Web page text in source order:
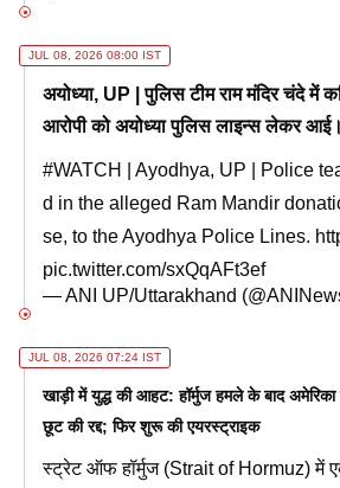
JUL 08, 2026 08:00 IST
अयोध्या, UP | पुलिस टीम राम मंदिर चंदे में
आरोपी को अयोध्या पुलिस लाइन्स लेकर आई।
#WATCH
| Ayodhya, UP | Police
d in the alleged Ram Mandir
se, to the Ayodhya Police Lines.
pic.twitter.com/sxQqAFt3ef
— ANI UP/Uttarakhand
JUL 08, 2026 07:24 IST
खाड़ी में युद्ध की आहट: हॉर्मुज हमले के बाद अमेरिका
छूट की रद्द; फिर शुरू की एयरस्ट्राइक
स्ट्रेट ऑफ हॉर्मुज (Strait of Hormuz) में